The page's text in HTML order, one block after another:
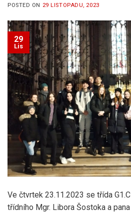
POSTED ON 29 LISTOPADU, 2023
29
Lis
Ve čtvrtek 23.11.2023 se třída
třídního Mgr. Libora Šostoka a